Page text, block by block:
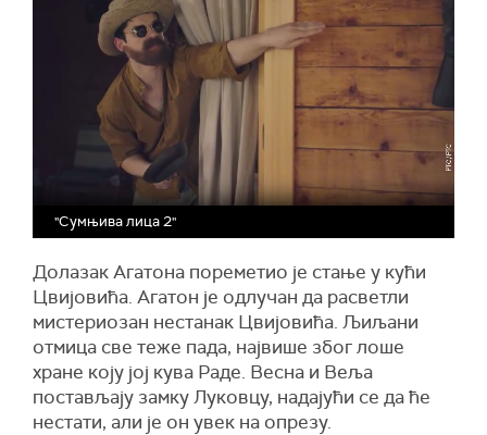
"Сумњива лица 2"
Долазак Агатона пореметио је стање у кући
Цвијовића. Агатон је одлучан да расветли
мистериозан нестанак Цвијовића. Љиљани
отмица све теже пада, највише због лоше
хране коју јој кува Раде. Весна и Веља
постављају замку Луковцу, надајући се да ће
нестати, али је он увек на опрезу.